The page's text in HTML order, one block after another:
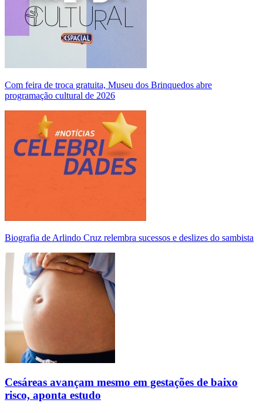
Com feira de troca gratuita, Museu dos Brinquedos abre
programação cultural de 2026
Biografia de Arlindo Cruz relembra sucessos e deslizes do sambista
Cesáreas avançam mesmo em gestações de baixo
risco, aponta estudo